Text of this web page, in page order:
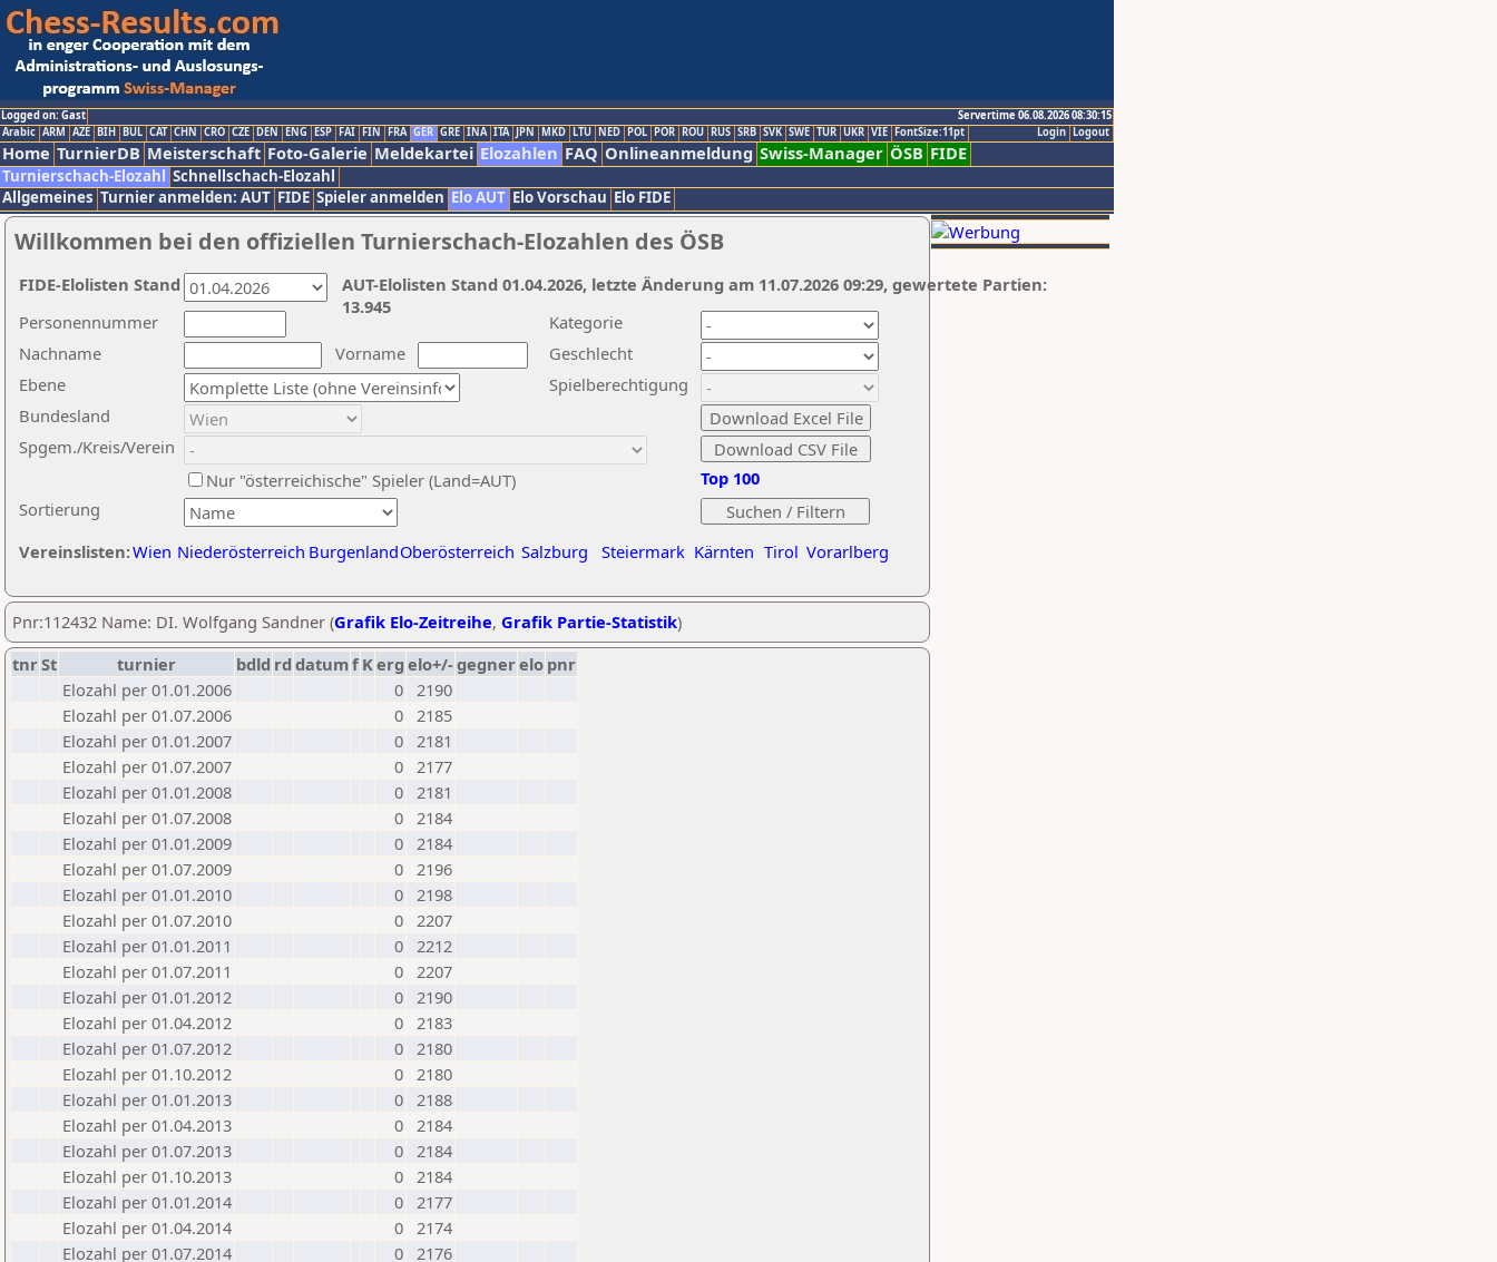
Logged on: Gast
Servertime 06.08.2026 08:30:15
Logout
Login
Arabic ARM AZE BIH BUL CAT CHN CRO CZE DEN ENG ESP FAI FIN FRA GER GRE INA ITA JPN MKD LTU NED POL POR ROU RUS SRB SVK SWE TUR UKR VIE FontSize:11pt
Home TurnierDB Meisterschaft Foto-Galerie Meldekartei Elozahlen FAQ Onlineanmeldung Swiss-Manager ÖSB FIDE
Turnierschach-Elozahl Schnellschach-Elozahl
Allgemeines Turnier anmelden: AUT FIDE Spieler anmelden Elo AUT Elo Vorschau Elo FIDE
Willkommen bei den offiziellen Turnierschach-Elozahlen des ÖSB
Nachname
Vorname
Ebene
Kategorie
Sortierung
Personennummer
Bundesland
Spgem./Kreis/Verein
Geschlecht
Nur "österreichische" Spieler (Land=AUT)
Spielberechtigung
Vereinslisten:Wien Niederösterreich BurgenlandOberösterreich Salzburg Steiermark Kärnten Tirol Vorarlberg
Top 100
AUT-Elolisten Stand 01.04.2026, letzte Änderung am 11.07.2026 09:29, gewertete Partien:
13.945
FIDE-Elolisten Stand
Pnr:112432 Name: DI. Wolfgang Sandner (Grafik Elo-Zeitreihe, Grafik Partie-Statistik)
tnrSt turnier bdld rd datumf Kerg elo+/-gegnerelo pnr
Elozahl per 01.01.2006
0 2190
Elozahl per 01.07.2006
0 2185
Elozahl per 01.01.2007
0 2181
Elozahl per 01.07.2007
0 2177
Elozahl per 01.01.2008
0 2181
Elozahl per 01.07.2008
0 2184
Elozahl per 01.01.2009
0 2184
Elozahl per 01.07.2009
0 2196
Elozahl per 01.01.2010
0 2198
Elozahl per 01.07.2010
0 2207
Elozahl per 01.01.2011
0 2212
Elozahl per 01.07.2011
0 2207
Elozahl per 01.01.2012
0 2190
Elozahl per 01.04.2012
0 2183
Elozahl per 01.07.2012
0 2180
Elozahl per 01.10.2012
0 2180
Elozahl per 01.01.2013
0 2188
Elozahl per 01.04.2013
0 2184
Elozahl per 01.07.2013
0 2184
Elozahl per 01.10.2013
0 2184
Elozahl per 01.01.2014
0 2177
Elozahl per 01.04.2014
0 2174
Elozahl per 01.07.2014
0 2176